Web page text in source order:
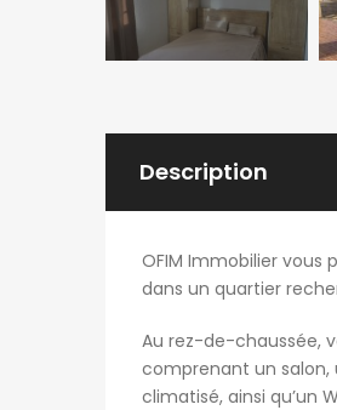
Description
OFIM Immobilier vous
dans un quartier
Au rez-de-chaussée,
comprenant un
climatisé, ainsi qu’un